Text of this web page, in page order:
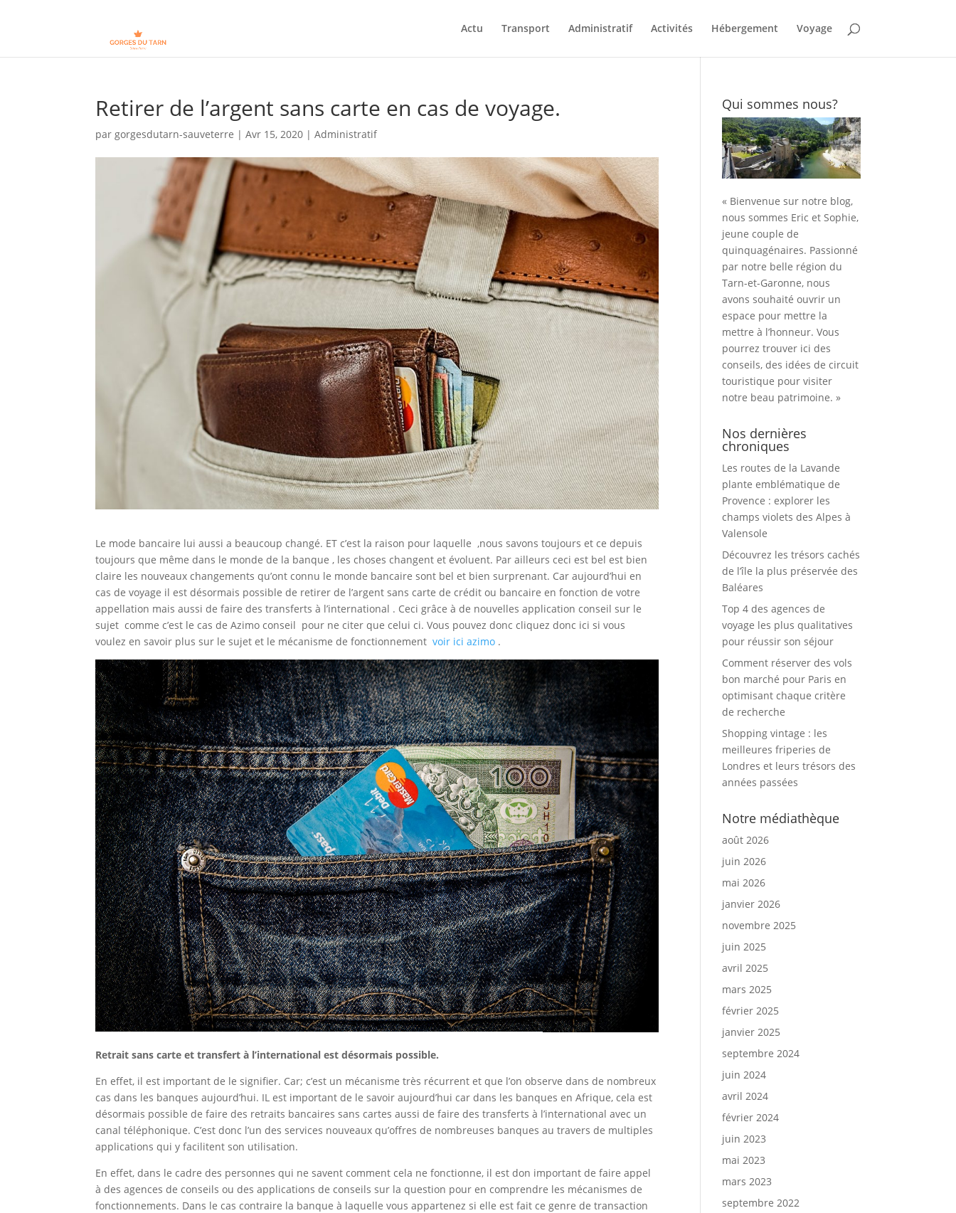
Actu Transport Administratif Activités Hébergement Voyage
Retirer de l’argent sans carte en cas de voyage.
pargorgesdutarn-sauveterre |Avr 15, 2020 |Administratif
Le mode bancaire lui aussi a beaucoup changé. ET c’est la raison pour laquelle ,nous savons toujours et ce depuis
toujours que même dans le monde de la banque , les choses changent et évoluent. Par ailleurs ceci est bel est bien
claire les nouveaux changements qu’ont connu le monde bancaire sont bel et bien surprenant. Car aujourd’hui en
cas de voyage il est désormais possible de retirer de l’argent sans carte de crédit ou bancaire en fonction de votre
appellation mais aussi de faire des transferts à l’international . Ceci grâce à de nouvelles application conseil sur le
sujet comme c’est le cas de Azimo conseil pour ne citer que celui ci. Vous pouvez donc cliquez donc ici si vous
voulez en savoir plus sur le sujet et le mécanisme de fonctionnementvoir ici azimo .
Retrait sans carte et transfert à l’international est désormais possible.
En effet, il est important de le signifier. Car; c’est un mécanisme très récurrent et que l’on observe dans de nombreux
cas dans les banques aujourd’hui. IL est important de le savoir aujourd’hui car dans les banques en Afrique, cela est
désormais possible de faire des retraits bancaires sans cartes aussi de faire des transferts à l’international avec un
canal téléphonique. C’est donc l’un des services nouveaux qu’offres de nombreuses banques au travers de multiples
applications qui y facilitent son utilisation.
En effet, dans le cadre des personnes qui ne savent comment cela ne fonctionne, il est don important de faire appel
à des agences de conseils ou des applications de conseils sur la question pour en comprendre les mécanismes de
fonctionnements. Dans le cas contraire la banque à laquelle vous appartenez si elle est fait ce genre de transaction
Qui sommes nous?
« Bienvenue sur notre blog,
nous sommes Eric et Sophie,
jeune couple de
quinquagénaires. Passionné
par notre belle région du
Tarn-et-Garonne, nous
avons souhaité ouvrir un
espace pour mettre la
mettre à l’honneur. Vous
pourrez trouver ici des
conseils, des idées de circuit
touristique pour visiter
notre beau patrimoine. »
Nos dernières
chroniques
Les routes de la Lavande
plante emblématique de
Provence : explorer les
champs violets des Alpes à
Valensole
Découvrez les trésors cachés
de l’île la plus préservée des
Baléares
Top 4 des agences de
voyage les plus qualitatives
pour réussir son séjour
Comment réserver des vols
bon marché pour Paris en
optimisant chaque critère
de recherche
Shopping vintage : les
meilleures friperies de
Londres et leurs trésors des
années passées
Notre médiathèque
août 2026
juin 2026
mai 2026
janvier 2026
novembre 2025
juin 2025
avril 2025
mars 2025
février 2025
janvier 2025
septembre 2024
juin 2024
avril 2024
février 2024
juin 2023
mai 2023
mars 2023
septembre 2022